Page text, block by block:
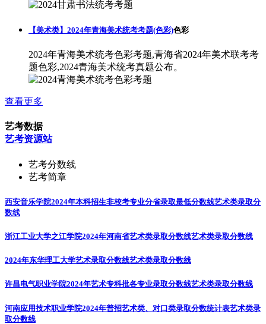
【美术类】2024年青海美术统考考题(色彩)色彩
2024年青海美术统考色彩考题,青海省2024年美术联考考
题色彩,2024青海美术统考真题公布。
查看更多
艺考数据
艺考资源站
艺考分数线
艺考简章
西安音乐学院2024年本科招生非校考专业分省录取最低分数线艺术类录取分
数线
浙江工业大学之江学院2024年河南省艺术类录取分数线艺术类录取分数线
2024年东华理工大学艺术录取分数线艺术类录取分数线
许昌电气职业学院2024年艺术专科批各专业录取分数线艺术类录取分数线
河南应用技术职业学院2024年普招艺术类、对口类录取分数统计表艺术类录
取分数线